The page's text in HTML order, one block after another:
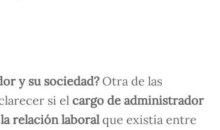
y su sociedad? Otra de las
si el cargo de administrador
relación laboral que existía entre